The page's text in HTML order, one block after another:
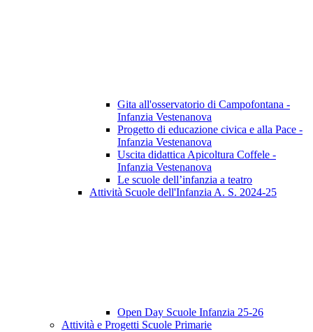
Gita all'osservatorio di Campofontana -
Infanzia Vestenanova
Progetto di educazione civica e alla Pace -
Infanzia Vestenanova
Uscita didattica Apicoltura Coffele -
Infanzia Vestenanova
Le scuole dell’infanzia a teatro
Attività Scuole dell'Infanzia A. S. 2024-25
Open Day Scuole Infanzia 25-26
Attività e Progetti Scuole Primarie